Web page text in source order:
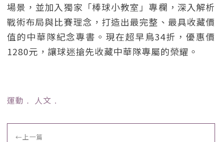
場景，並加入獨家「棒球小教室」專欄，深入解析
戰術布局與比賽理念，打造出最完整、最具收藏價
值的中華隊紀念專書。現在超早鳥34折，優惠價
1280元，讓球迷搶先收藏中華隊專屬的榮耀。
運動 ﹒ 人文 ﹒
←上一篇